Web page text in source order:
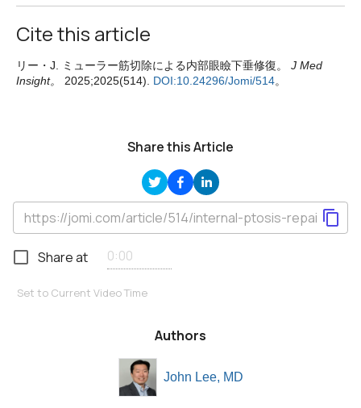
Cite this article
リー・J. ミューラー筋切除による内部眼瞼下垂修復。 J Med
Insight。
2025;2025(514). DOI:10.24296/Jomi/514。
Share this Article
Share at
Set to Current Video Time
Authors
John Lee, MD